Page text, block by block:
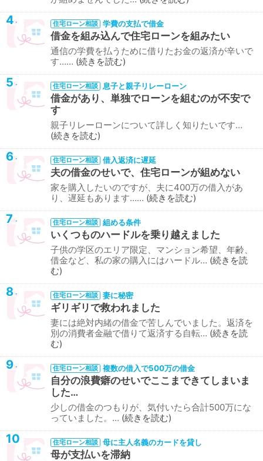
4 住宅ローン相談 学費の支払で借金
借金を組み込んで住宅ローンを組みたい
通信の学費を払うために借りたお金の返済が辛いで
す…… 続きを読む
5 住宅ローン相談 息子と親子リレーローン
借金があり、単独でローンを組むのが不安で
す
親子リレーローンについて詳しく知りたいです…
続きを読む
6 住宅ローン相談 借入返済に遅延
夫の借金のせいで、住宅ローンが組めない
家を購入したいのですが、夫に400万の借入があ
り、遅延もあります…… 続きを読む
7 住宅ローン相談 組める条件
いくつものハードルを乗り越えました
子供の学区のエリア限定、マンション希望、年齢、
借金など、私の家の購入にはハードル… 続きを読
む
8 住宅ローン相談 妻に秘密
ギリギリで救われました
妻には絶対内緒の借金で苦しんでいました。返済を
別の消費者金融で借りて返済する自転… 続きを読
む
9 住宅ローン相談 複数の借入で500万の借金
自分の浪費癖のせいでここまできてしまいま
した…
少しの借金のつもりが、気付いたら合計500万にな
っていました。… 続きを読む
10 住宅ローン相談 母に主人名義のカードを貸し
母が支払いを滞納